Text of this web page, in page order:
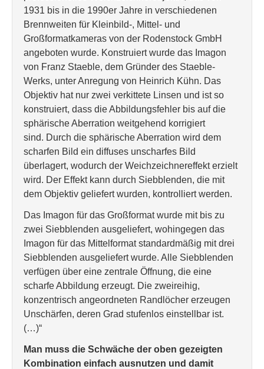
1931 bis in die 1990er Jahre in verschiedenen
Brennweiten für Kleinbild-, Mittel- und
Großformatkameras von der Rodenstock GmbH
angeboten wurde. Konstruiert wurde das Imagon
von Franz Staeble, dem Gründer des Staeble-
Werks, unter Anregung von Heinrich Kühn. Das
Objektiv hat nur zwei verkittete Linsen und ist so
konstruiert, dass die Abbildungsfehler bis auf die
sphärische Aberration weitgehend korrigiert
sind. Durch die sphärische Aberration wird dem
scharfen Bild ein diffuses unscharfes Bild
überlagert, wodurch der Weichzeichnereffekt erzielt
wird. Der Effekt kann durch Siebblenden, die mit
dem Objektiv geliefert wurden, kontrolliert werden.
Das Imagon für das Großformat wurde mit bis zu
zwei Siebblenden ausgeliefert, wohingegen das
Imagon für das Mittelformat standardmäßig mit drei
Siebblenden ausgeliefert wurde. Alle Siebblenden
verfügen über eine zentrale Öffnung, die eine
scharfe Abbildung erzeugt. Die zweireihig,
konzentrisch angeordneten Randlöcher erzeugen
Unschärfen, deren Grad stufenlos einstellbar ist.
(…)“
Man muss die Schwäche der oben gezeigten
Kombination einfach ausnutzen und damit